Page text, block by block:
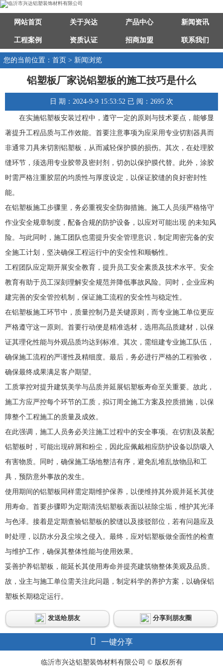
网站首页 关于兴达 产品中心 新闻资讯
工程案例 资质认证 招商加盟 联系我们
您的当前位置：首页 > 新闻浏览
铝塑板厂家说铝塑板的施工技巧是什么
日 期：2024-9-9 15:53:52 已 阅：2695 次
在实施铝塑板安装过程中，遵守一定的原则与技术要点，能够显
著提升工程品质与工作效能。首要注意事项为应采用专业切割器具而
非通常刀具来切割铝塑板，从而减轻保护膜的损伤。其次，在处理胶
缝环节，须选用专业胶带及密封剂，切勿以保护膜代替。此外，涂胶
时需严格注重胶层的均质性与厚度设定，以保证胶缝的良好密封性
能。
在铝塑板施工步骤里，务必重视安全防御措施。施工人员须严格恪守
作业安全规章制度，配备合规的防护设备，以应对可能出现 的未知风
险。与此同时，施工团队也需提升安全管理意识，制定周密完备的安
全施工计划，坚决确保工程运行中的安全性和顺畅性。
工程团队应定期开展安全教育，提升员工安全素质及技术水平。安全
教育有助于员工深刻理解安全规范并降低事故风险。同时，企业应构
建完善的安全管控机制，保证施工流程的安全性与稳定性。
在铝塑板施工环节中，质量控制乃是关键原则，而专业施工单位更应
严格遵守这一原则。首要行动便是精准选材，选用高品质建材，以保
证其理化性能与外观品质均达到标准。其次，需组建专业施工队伍，
确保施工流程的严谨性及精细度。最后，务必进行严格的工程验收，
确保最终成果满足客户期望。
工质掌控对提升建筑美学与品质并延展铝塑板寿命至关重要。故此，
施工方应严控每个环节的工质，拟订周全施工方案及控质措施，以保
障整个工程施工的质量及成效。
在此强调，施工人员务必关注施工过程中的安全事项。在切割及装配
铝塑板时，可能出现碎屑和粉尘，因此应佩戴相应防护设备以防吸入
有害物质。同时，确保施工场地整洁有序，避免乱堆乱放物品和工
具，预防意外事故的发生。
使用期间的铝塑板同样需定期维护保养，以便维持其外观并延长其使
用寿命。首要步骤即为定期清洗铝塑板表面以祛除尘垢，维护其光泽
与色泽。接着是定期查验铝塑板的胶缝以及接驳部位，若有问题应及
时处理，以防水分及尘埃之侵入。最终，应对铝塑板做全面性的检查
与维护工作，确保其整体性能与使用效果。
妥善护养铝塑板，能延长其使用寿命并提亮建筑物整体美观及品质。
故，业主与施工单位需关注此问题，制定科学的养护方案，以确保铝
塑板长期稳定运行。
发送给朋友 分享到朋友圈
一键分享
临沂市兴达铝塑装饰材料有限公司 © 版权所有